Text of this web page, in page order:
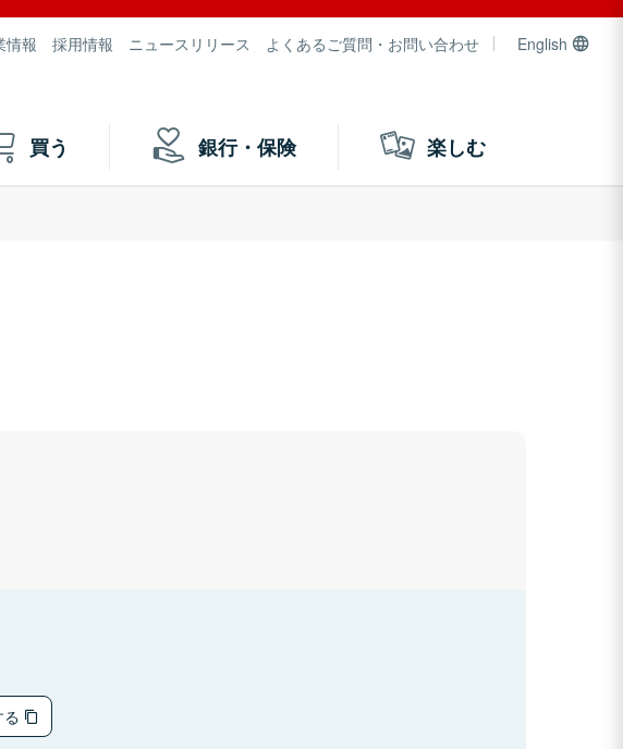
情報 採用情報 ニュースリリース よくあるご質問・お問い合わせ English
買う 銀行・保険 楽しむ